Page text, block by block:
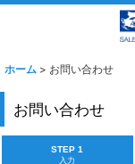
ホーム > お問い合わせ
お問い合わせ
STEP 1
入力